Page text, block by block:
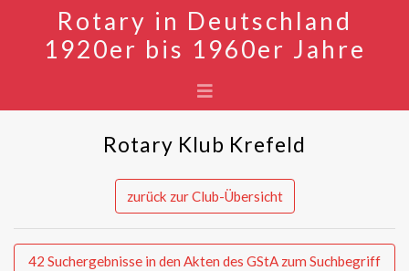
Rotary in Deutschland
1920er bis 1960er Jahre
Rotary Klub Krefeld
zurück zur Club-Übersicht
42 Suchergebnisse in den Akten des GStA zum Suchbegriff